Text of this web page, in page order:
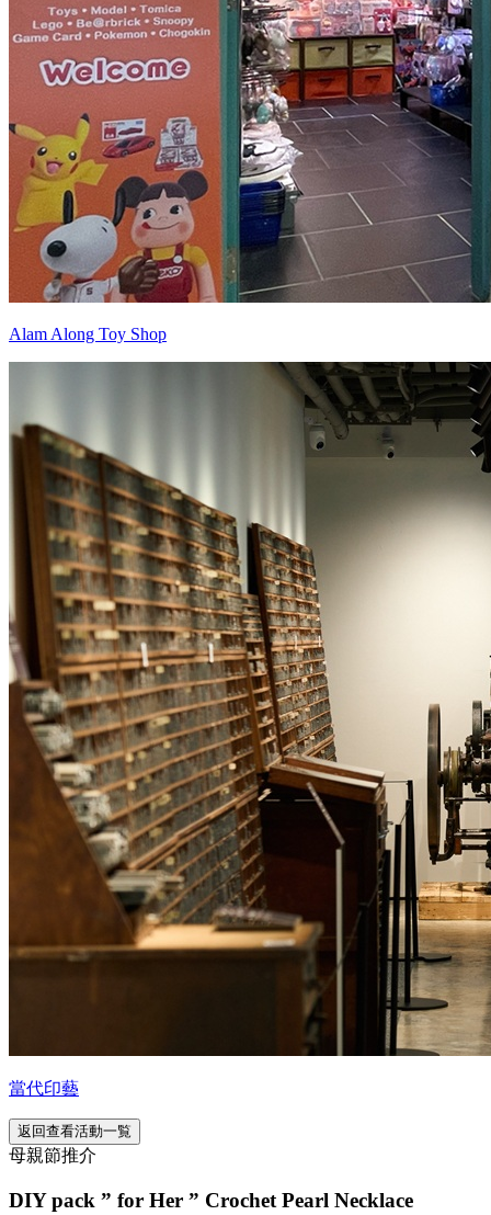
Alam Along Toy Shop
當代印藝
返回查看活動一覧
母親節推介
DIY pack ” for Her ” Crochet Pearl Necklace